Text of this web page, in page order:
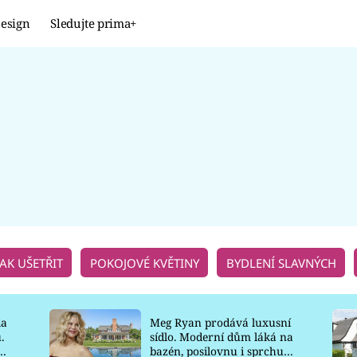
Sledujte prima+
UŠETŘIT POKOJOVÉ KVĚTINY BYDLENÍ SLAVNÝCH
Meg Ryan prodává luxusní
sídlo. Moderní dům láká na
bazén, posilovnu i sprchu